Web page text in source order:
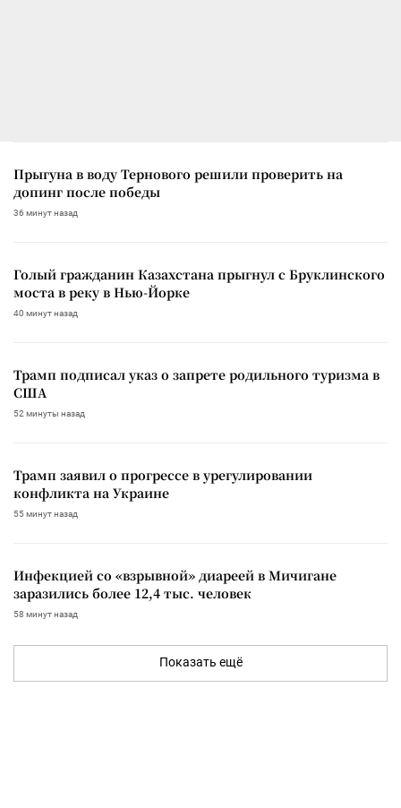
Прыгуна в воду Тернового решили проверить на
допинг после победы
36 минут назад
Голый гражданин Казахстана прыгнул с Бруклинского
моста в реку в Нью-Йорке
40 минут назад
Трамп подписал указ о запрете родильного туризма в
США
52 минуты назад
Трамп заявил о прогрессе в урегулировании
конфликта на Украине
55 минут назад
Инфекцией со «взрывной» диареей в Мичигане
заразились более 12,4 тыс. человек
58 минут назад
Показать ещё